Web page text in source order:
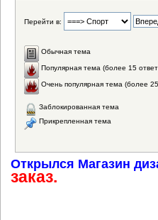
Перейти в:
Обычная тема
Популярная тема (более 15
Очень популярная тема (более
Заблокированная тема
Прикрепленная тема
Открылся Магазин
заказ.